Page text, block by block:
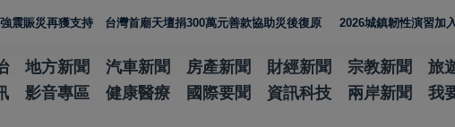
獲支持 台灣首廟天壇捐300萬元善款協助災後復原 2026城鎮韌性演習加入通訊測
地方新聞 汽車新聞 房產新聞 財經新聞 宗教新聞 旅
影音專區 健康醫療 國際要聞 資訊科技 兩岸新聞 我